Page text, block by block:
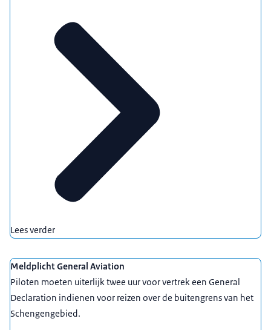
Lees verder
Meldplicht General Aviation
Piloten moeten uiterlijk twee uur voor vertrek een General
Declaration indienen voor reizen over de buitengrens van het
Schengengebied.